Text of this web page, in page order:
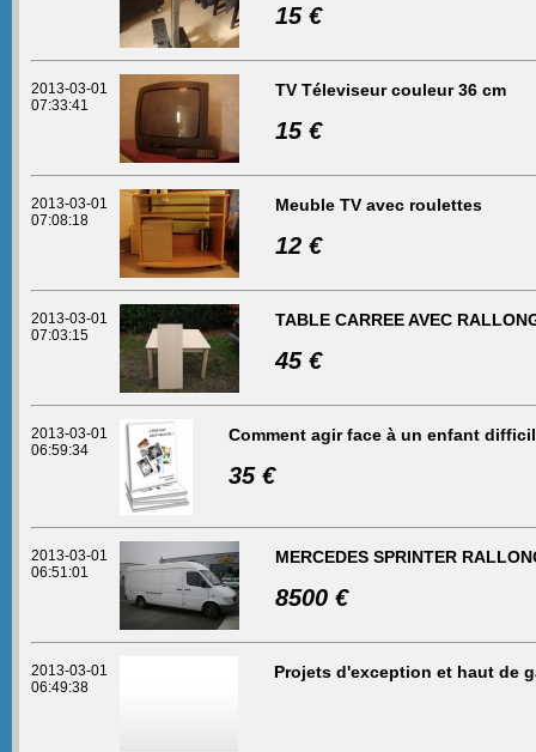
15 €
2013-03-01
07:33:41
TV Téleviseur couleur 36 cm
15 €
2013-03-01
07:08:18
Meuble TV avec roulettes
12 €
2013-03-01
07:03:15
TABLE CARREE AVEC
45 €
2013-03-01
06:59:34
Comment agir face à un enfant
35 €
2013-03-01
06:51:01
MERCEDES SPRINTER
8500 €
2013-03-01
06:49:38
Projets d'exception et haut de